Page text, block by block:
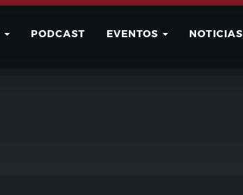
PODCAST EVENTOS NOTICIAS